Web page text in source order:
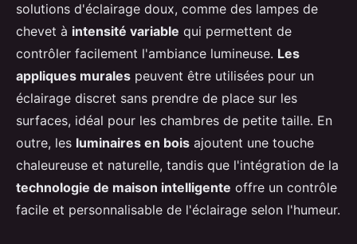
solutions d'éclairage doux, comme des lampes de
chevet à intensité variable qui permettent de
contrôler facilement l'ambiance lumineuse. Les
appliques murales peuvent être utilisées pour un
éclairage discret sans prendre de place sur les
surfaces, idéal pour les chambres de petite taille. En
outre, les luminaires en bois ajoutent une touche
chaleureuse et naturelle, tandis que l'intégration de la
technologie de maison intelligente offre un contrôle
facile et personnalisable de l'éclairage selon l'humeur.